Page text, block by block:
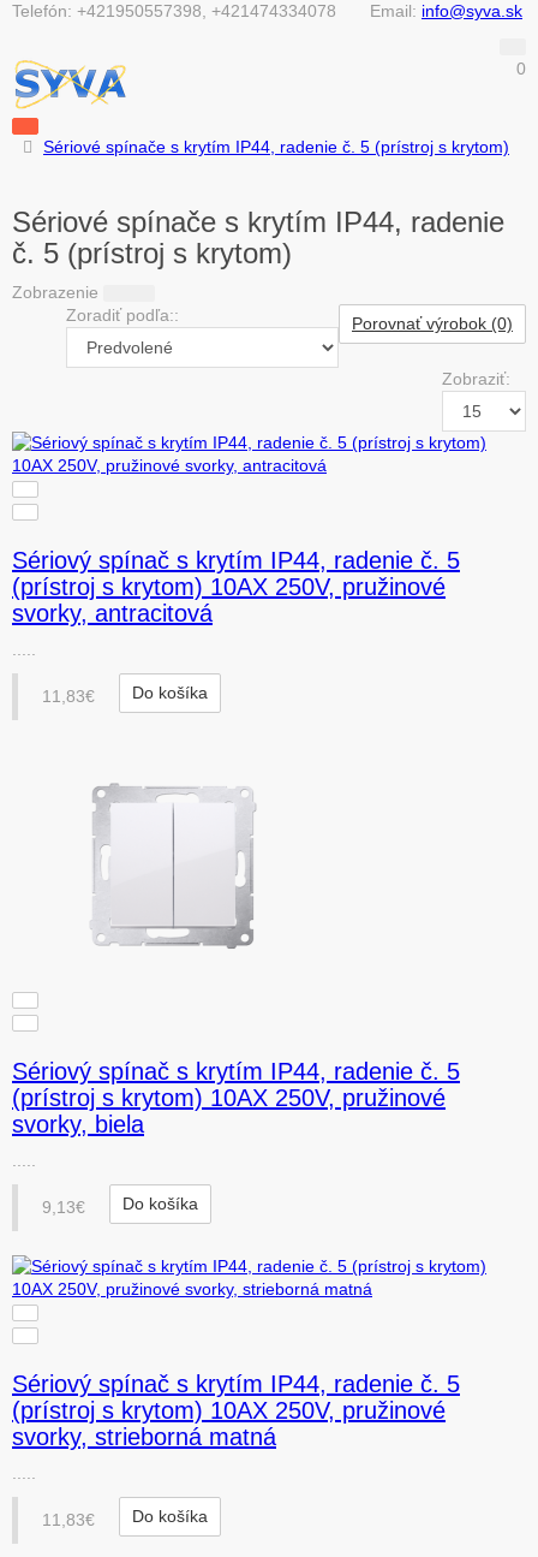
Telefón: +421950557398, +421474334078 Email: info@syva.sk
0
Sériové spínače s krytím IP44, radenie č. 5 (prístroj s krytom)
Sériové spínače s krytím IP44, radenie
č. 5 (prístroj s krytom)
Zobrazenie
Porovnať výrobok (0)
Zoradiť podľa::
Zobraziť:
Sériový spínač s krytím IP44, radenie č. 5
(prístroj s krytom) 10AX 250V, pružinové
svorky, antracitová
11,83€ Do košíka
Sériový spínač s krytím IP44, radenie č. 5
(prístroj s krytom) 10AX 250V, pružinové
svorky, biela
9,13€ Do košíka
Sériový spínač s krytím IP44, radenie č. 5
(prístroj s krytom) 10AX 250V, pružinové
svorky, strieborná matná
11,83€ Do košíka